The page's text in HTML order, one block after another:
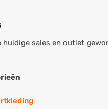
huidige sales en outlet